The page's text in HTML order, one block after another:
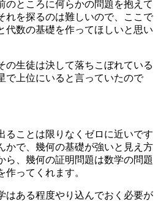
のところに何らかの問題を抱えて
れを探るのは難しいので、ここで
代数の基礎を作ってほしいと思い
の生徒は決して落ちこぼれている
で上位にいると言っていたので
ることは限りなくゼロに近いです
かで、幾何の基礎が強いと見え方
ら、幾何の証明問題は数学の問題
作ってくれます。
はある程度やり込んでおく必要が